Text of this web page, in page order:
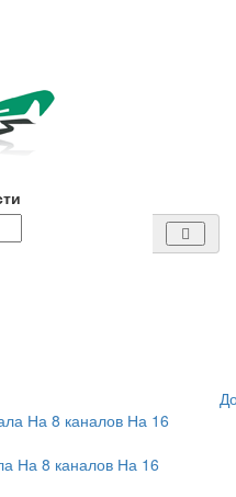
На 8 каналов На 16
На 8 каналов На 16